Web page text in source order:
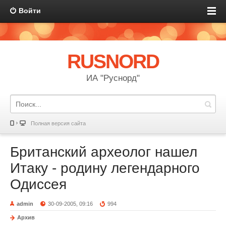
Войти
RUSNORD
ИА "Руснорд"
Полная версия сайта
Британский археолог нашел
Итаку - родину легендарного
Одиссея
admin 30-09-2005, 09:16 994
Архив